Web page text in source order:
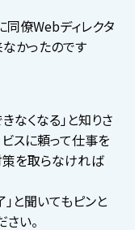
同僚Webディレクタ
かったのです
なくなる」と知りさ
スに頼って仕事を
策を取らなければ
と聞いてもピンと
い。